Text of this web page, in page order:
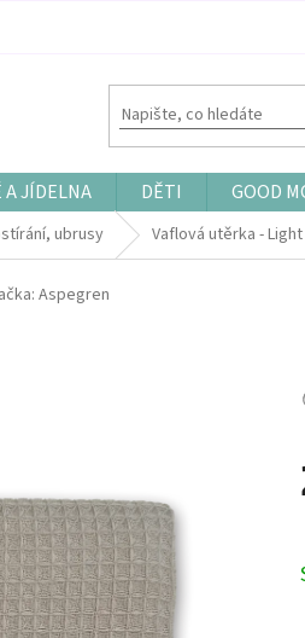
A JÍDELNA DĚTI GOOD
ubrusy Vaflová utěrka -
Aspegren